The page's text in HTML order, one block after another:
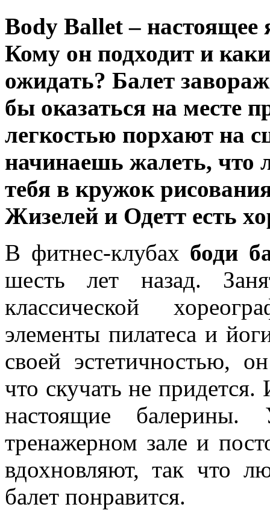
Body Ballet – настоящее
Кому он подходит и
ожидать? Балет
бы оказаться на месте
легкостью порхают на
начинаешь жалеть, что
тебя в кружок
Жизелей и Одетт есть
В фитнес-клубах боди
шесть лет назад.
классической
элементы пилатеса и
своей эстетичностью,
что скучать не
настоящие
тренажерном зале и
вдохновляют, так что
балет понравится.